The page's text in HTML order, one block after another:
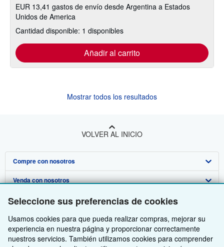
Seleccione sus preferencias de cookies
Usamos cookies para que pueda realizar compras, mejorar su
experiencia en nuestra página y proporcionar correctamente
nuestros servicios. También utilizamos cookies para comprender
EUR 13,41 gastos de envío desde Argentina a Estados
Unidos de America
Cantidad disponible: 1 disponibles
Añadir al carrito
Mostrar todos los resultados
VOLVER AL INICIO
Compre con nosotros
Búsqueda avanzada
Colecciones
Mi cuenta
Mis pedidos
Venda con nosotros
Comenzar a vender
Únase a nuestro programa de afiliados
Recomiende un vendedor
Sobre nosotros
Sobre IberLibro
Medios
Obtener Ayuda
Preguntas frecuentes y guías
Otras compañías de AbeBooks